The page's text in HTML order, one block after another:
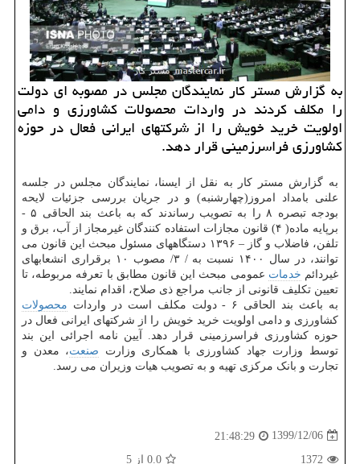
به گزارش مستر کار نمایندگان مجلس در مصوبه ای دولت
را مکلف کردند در واردات محصولات کشاورزی و دامی
اولویت خرید خویش را از شرکتهای ایرانی فعال در حوزه
کشاورزی فراسرزمینی قرار دهد.
به گزارش مستر کار به نقل از ایسنا، نمایندگان مجلس در جلسه
علنی بامداد امروز(چهارشنبه) و در جریان بررسی جزئیات لایحه
بودجه تبصره ۸ را به تصویب رساندند که به باعث بند الحاقی ۵ -
برپایه ماده( ۴) قانون مجازات استفاده کنندگان غیرمجاز از آب، برق و
تلفن، فاضلاب و گاز – ۱۳۹۶ دستگاههای مسئول مبحث این قانون می
توانند، در سال ۱۴۰۰ نسبت به / ۳/ مصوب ۱۰ برقراری انشعابهای
غیردائم خدمات عمومی مبحث این قانون مطابق با تعرفه مربوطه، تا
تعیین تکلیف قانونی از جانب مراجع ذی صلاح، اقدام نمایند.
به باعث بند الحاقی ۶ - دولت مکلف است در واردات
محصولات
کشاورزی و دامی اولویت خرید خویش را از شرکتهای ایرانی فعال در
حوزه کشاورزی فراسرزمینی قرار دهد. آیین نامه اجرائی این بند
توسط وزارت جهاد کشاورزی با همکاری وزارت صنعت، معدن و
تجارت و بانک مرکزی تهیه و به تصویب هیات وزیران می رسد.
1399/12/06
21:48:29
1372
0.0 از 5